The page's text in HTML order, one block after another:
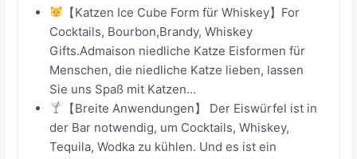
【Katzen Ice Cube Form für Whiskey】For
Cocktails, Bourbon,Brandy, Whiskey
Gifts.Admaison niedliche Katze Eisformen für
Menschen, die niedliche Katze lieben, lassen
Sie uns Spaß mit Katzen...
【Breite Anwendungen】 Der Eiswürfel ist in
der Bar notwendig, um Cocktails, Whiskey,
Tequila, Wodka zu kühlen. Und es ist ein